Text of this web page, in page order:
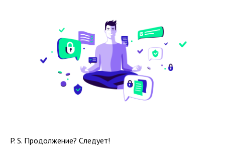
P. S. Продолжение? Следует!